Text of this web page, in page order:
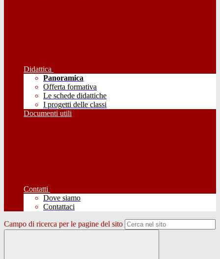
Didattica
Panoramica
Offerta formativa
Le schede didattiche
I progetti delle classi
Documenti utili
Contatti
Dove siamo
Contattaci
Campo di ricerca per le pagine del sito